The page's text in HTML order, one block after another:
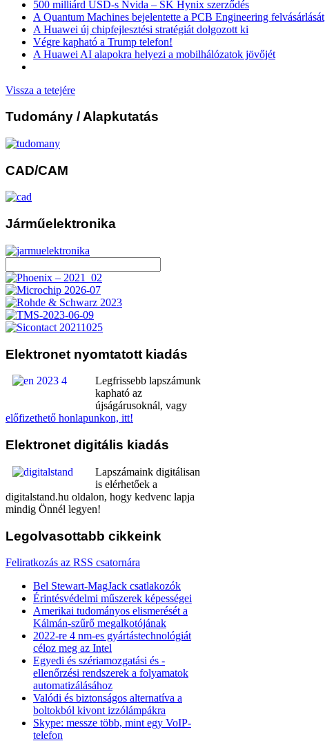
500 milliárd USD-s Nvida – SK Hynix szerződés
A Quantum Machines bejelentette a PCB Engineering felvásárlását
A Huawei új chipfejlesztési stratégiát dolgozott ki
Végre kapható a Trump telefon!
A Huawei AI alapokra helyezi a mobilhálózatok jövőjét
Vissza a tetejére
Tudomány / Alapkutatás
CAD/CAM
Járműelektronika
Elektronet nyomtatott kiadás
Legfrissebb lapszámunk
kapható az
újságárusoknál, vagy
előfizethető honlapunkon, itt!
Elektronet digitális kiadás
Lapszámaink digitálisan
is elérhetőek a
digitalstand.hu oldalon, hogy kedvenc lapja
mindig Önnél legyen!
Legolvasottabb cikkeink
Feliratkozás az RSS csatornára
Bel Stewart-MagJack csatlakozók
Érintésvédelmi műszerek képességei
Amerikai tudományos elismerését a
Kálmán-szűrő megalkotójának
2022-re 4 nm-es gyártástechnológiát
céloz meg az Intel
Egyedi és szériamozgatási és -
ellenőrzési rendszerek a folyamatok
automatizálásához
Valódi és biztonságos alternatíva a
boltokból kivont izzólámpákra
Skype: messze több, mint egy VoIP-
telefon